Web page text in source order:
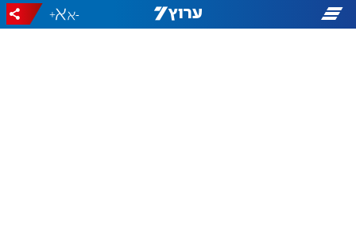
-
+